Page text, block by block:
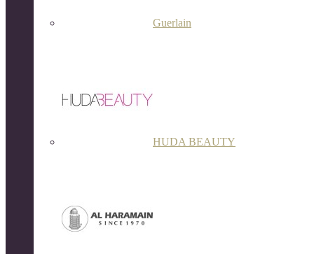
Guerlain
HUDA BEAUTY